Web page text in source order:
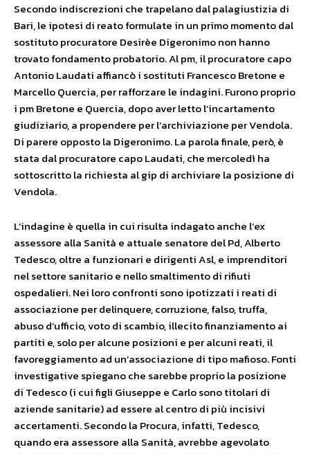
Secondo indiscrezioni che trapelano dal palagiustizia di
Bari, le ipotesi di reato formulate in un primo momento dal
sostituto procuratore Desirèe Digeronimo non hanno
trovato fondamento probatorio. Al pm, il procuratore capo
Antonio Laudati affiancò i sostituti Francesco Bretone e
Marcello Quercia, per rafforzare le indagini. Furono proprio
i pm Bretone e Quercia, dopo aver letto l’incartamento
giudiziario, a propendere per l’archiviazione per Vendola.
Di parere opposto la Digeronimo. La parola finale, però, è
stata dal procuratore capo Laudati, che mercoledì ha
sottoscritto la richiesta al gip di archiviare la posizione di
Vendola.
L’indagine è quella in cui risulta indagato anche l’ex
assessore alla Sanità e attuale senatore del Pd, Alberto
Tedesco, oltre a funzionari e dirigenti Asl, e imprenditori
nel settore sanitario e nello smaltimento di rifiuti
ospedalieri. Nei loro confronti sono ipotizzati i reati di
associazione per delinquere, corruzione, falso, truffa,
abuso d’ufficio, voto di scambio, illecito finanziamento ai
partiti e, solo per alcune posizioni e per alcuni reati, il
favoreggiamento ad un’associazione di tipo mafioso. Fonti
investigative spiegano che sarebbe proprio la posizione
di Tedesco (i cui figli Giuseppe e Carlo sono titolari di
aziende sanitarie) ad essere al centro di più incisivi
accertamenti. Secondo la Procura, infatti, Tedesco,
quando era assessore alla Sanità, avrebbe agevolato